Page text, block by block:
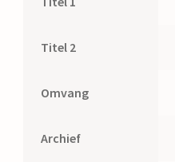
Titel 2
Omvang
Archief